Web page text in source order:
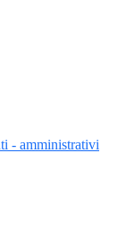
- amministrativi